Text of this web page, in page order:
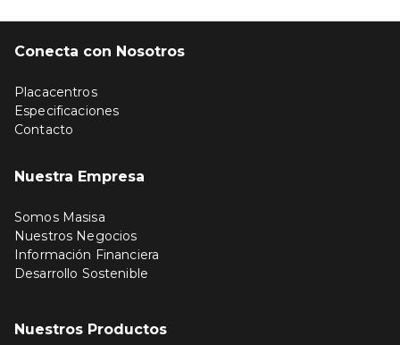
Conecta con Nosotros
Placacentros
Especificaciones
Contacto
Nuestra Empresa
Somos Masisa
Nuestros Negocios
Información Financiera
Desarrollo Sostenible
Nuestros Productos